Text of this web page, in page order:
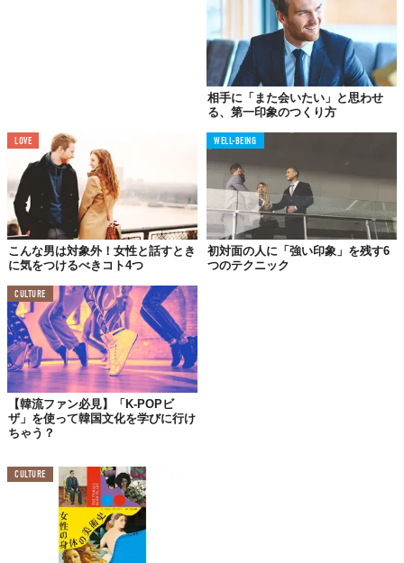
韓国メイクサロン『YU1L』が2025年6月から提供を始めたのが、
『韓国式証明写真』サービスだ。K-POPアイドルや韓国俳優のメ
イクを実際に手掛けてきたプロのアーティストが、利用者の用途
に合わせてヘアメイクを施し、撮影までを一貫して行う。
就職・転職活動から婚活、SNSプロフィールまで、その目的は
様々。単に美しく撮るということではなく、それぞれのシーンで
求められる「印象力」を最大限に高めることを目指すという。こ
れまでの証明写真の枠組みを超えた、パーソナルなプロデュース
体験がここにあるのかもしれない。
相手に「また会いたい」と思わせ
る、第一印象のつくり方
LOVE
こんな男は対象外！女性と話すとき
に気をつけるべきコト4つ
WELL-BEING
初対面の人に「強い印象」を残す6
つのテクニック
CULTURE
【韓流ファン必見】「K-POPビ
ザ」を使って韓国文化を学びに行け
ちゃう？
CULTURE